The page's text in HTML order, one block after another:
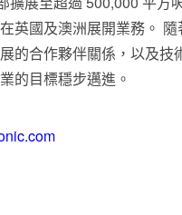
英國及澳洲展開業務。
的合作夥伴關係，以及
的目標穩步邁進。